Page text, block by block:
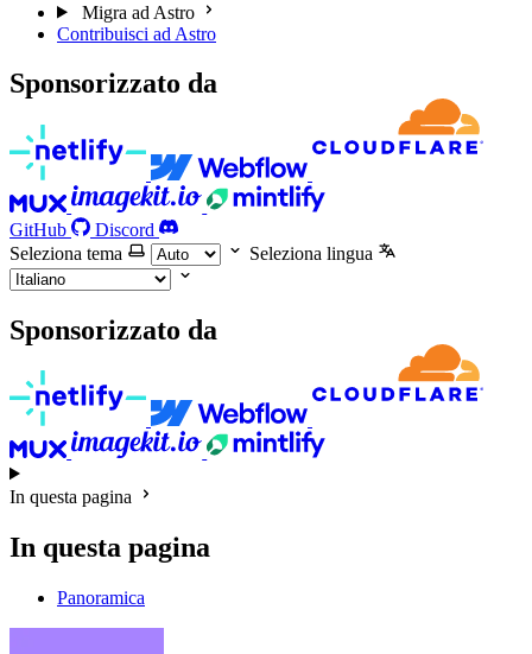
Migra ad Astro
Contribuisci ad Astro
Sponsorizzato da
GitHub
Discord
Seleziona tema
Seleziona lingua
Sponsorizzato da
In questa pagina
In questa pagina
Panoramica